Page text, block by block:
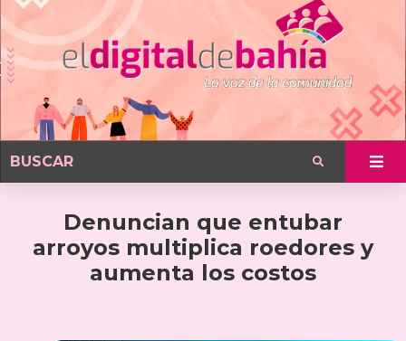
Denuncian que entubar
arroyos multiplica roedores y
aumenta los costos